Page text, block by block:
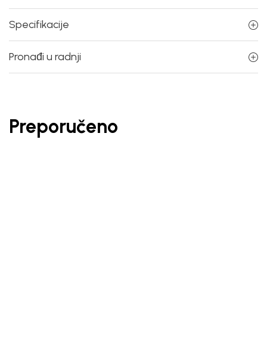
Specifikacije
Pronađi u radnji
Preporučeno